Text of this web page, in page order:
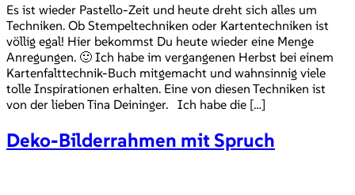
Es ist wieder Pastello-Zeit und heute dreht sich alles um
Techniken. Ob Stempeltechniken oder Kartentechniken ist
völlig egal! Hier bekommst Du heute wieder eine Menge
Anregungen. 🙂 Ich habe im vergangenen Herbst bei einem
Kartenfalttechnik-Buch mitgemacht und wahnsinnig viele
tolle Inspirationen erhalten. Eine von diesen Techniken ist
von der lieben Tina Deininger. Ich habe die […]
Deko-Bilderrahmen mit Spruch